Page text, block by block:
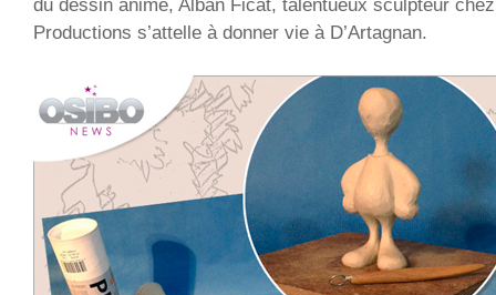
du dessin animé, Alban Ficat, talentueux sculpteur
Productions s’attelle à donner vie à D’Artagnan.